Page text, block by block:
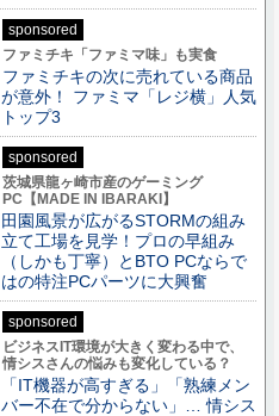
sponsored
ファミチキ「ファミマ味」も実食
ファミチキの次に売れている商品
が意外！ ファミマ「レジ横」人気
トップ3
sponsored
茨城県龍ヶ崎市産のゲーミング
PC【MADE IN IBARAKI】
田園風景が広がるSTORMの組み
立て工場を見学！プロの早組み
（しかも丁寧）とBTO PCならで
はの特注PCパーツに大興奮
sponsored
ビジネスIT環境が大きく変わる中で、
情シスさんの悩みも変化している？
「IT機器が高すぎる」「熟練メン
バー不在で分からない」… 情シス